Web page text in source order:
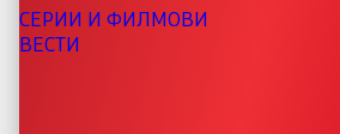
СЕРИИ И ФИЛМОВИ
ВЕСТИ